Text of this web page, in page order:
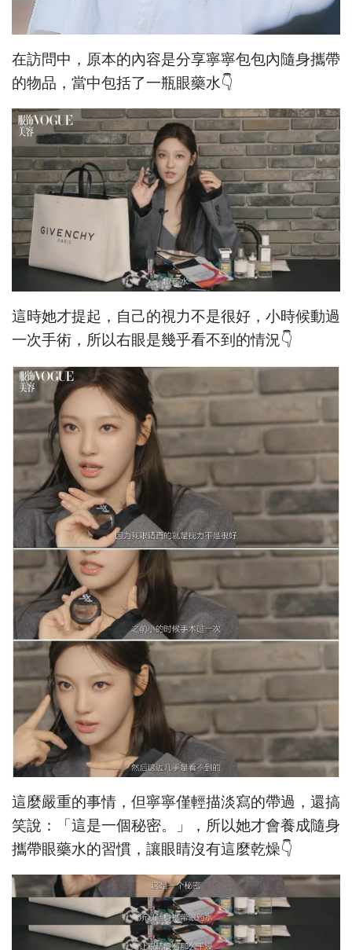
在訪問中，原本的內容是分享寧寧包包內隨身攜帶
的物品，當中包括了一瓶眼藥水👇
這時她才提起，自己的視力不是很好，小時候動過
一次手術，所以右眼是幾乎看不到的情況👇
這麼嚴重的事情，但寧寧僅輕描淡寫的帶過，還搞
笑說：「這是一個秘密。」，所以她才會養成隨身
攜帶眼藥水的習慣，讓眼睛沒有這麼乾燥👇